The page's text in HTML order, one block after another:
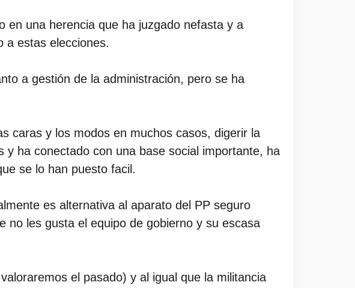
en una herencia que ha juzgado nefasta y a
a estas elecciones.
a gestión de la administración, pero se ha
caras y los modos en muchos casos, digerir la
ha conectado con una base social importante, ha
se lo han puesto facil.
es alternativa al aparato del PP seguro
no les gusta el equipo de gobierno y su escasa
el pasado) y al igual que la militancia